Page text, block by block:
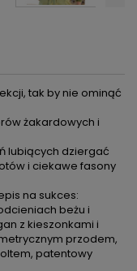
tak by nie ominąć
żakardowych i
lubiących dziergać
i ciekawe fasony
na sukces:
beżu i
z kieszonkami i
przodem,
patentowy